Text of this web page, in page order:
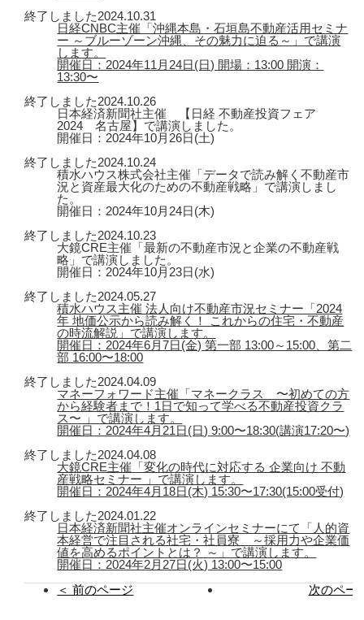
終了しました2024.10.31
日経CNBC主催「沖縄本島・石垣島不動産活用セミナ
ー ～ブルーゾーン沖縄、その魅力に迫る～」で講演
します。
開催日：2024年11月24日(日) 開場：13:00 開演：
13:30〜
終了しました2024.10.26
日本経済新聞社主催 【日経 不動産投資フェア
2024 名古屋】で講演しました。
開催日：2024年10月26日(土)
終了しました2024.10.24
積水ハウス株式会社主催「データで読み解く不動産市
況と資産最大化のための不動産戦略」で講演しまし
た。
開催日：2024年10月24日(木)
終了しました2024.10.23
大鏡CRE主催「最新の不動産市況と企業の不動産戦
略」で講演しました。
開催日：2024年10月23日(水)
終了しました2024.05.27
積水ハウス主催 法人向け不動産市況セミナー「2024
年 地価公示から読み解く！ これからの住宅・不動産
の時流解説」で講演します。
開催日：2024年6月7日(金) 第一部 13:00～15:00、第二
部 16:00〜18:00
終了しました2024.04.09
マネーフォワード主催「マネークラス 〜初めての方
から経験者まで！1日で知って学べる不動産投資クラ
ス〜 」で講演します。
開催日：2024年4月21日(日) 9:00〜18:30(講演17:20〜)
終了しました2024.04.08
大鏡CRE主催「変化の時代に対応する 企業向け 不動
産戦略セミナー 」で講演します。
開催日：2024年4月18日(木) 15:30〜17:30(15:00受付)
終了しました2024.01.22
日本経済新聞社主催オンラインセミナーにて「人的資
本経営で注目される社宅・社員寮 ～採用力や企業価
値を高めるポイントとは？ ～」で講演します。
開催日：2024年2月27日(火) 13:00〜15:00
＜ 前のページ
次のペー